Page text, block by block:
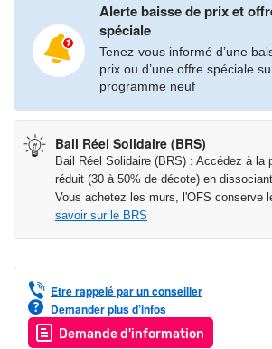
www.georisques.gouv.frAlerte baisse de prix et
spéciale
Tenez-vous informé d’une
prix ou d’une offre spéciale
programme neuf
Bail Réel Solidaire (BRS)
Bail Réel Solidaire (BRS) : Accédez à la
réduit (30 à 50% de décote) en
Vous achetez les murs, l'OFS conserve
savoir sur le BRS
Être rappelé par un conseiller
Demander plus d’infos
Demande d'information